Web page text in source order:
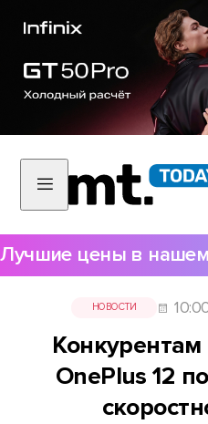
Лучшие цены в
НОВОСТИ
Конкурентам
OnePlus 12